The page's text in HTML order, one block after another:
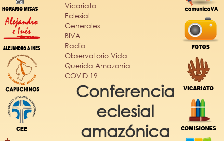
Vicariato
Eclesial
Generales
BIVA
Radio
Observatorio Vida
Querida Amazonia
COVID 19
Conferencia
eclesial
amazónica